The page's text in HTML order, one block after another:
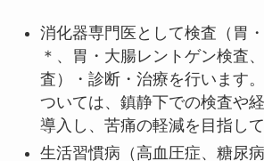
消化器専門医として検査（胃
＊、胃・大腸レントゲン検査
査）・診断・治療を行います
ついては、鎮静下での検査や
導入し、苦痛の軽減を目指して
生活習慣病（高血圧症、糖尿